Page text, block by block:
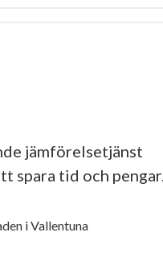
jämförelsetjänst
spara tid och pengar.
i Vallentuna